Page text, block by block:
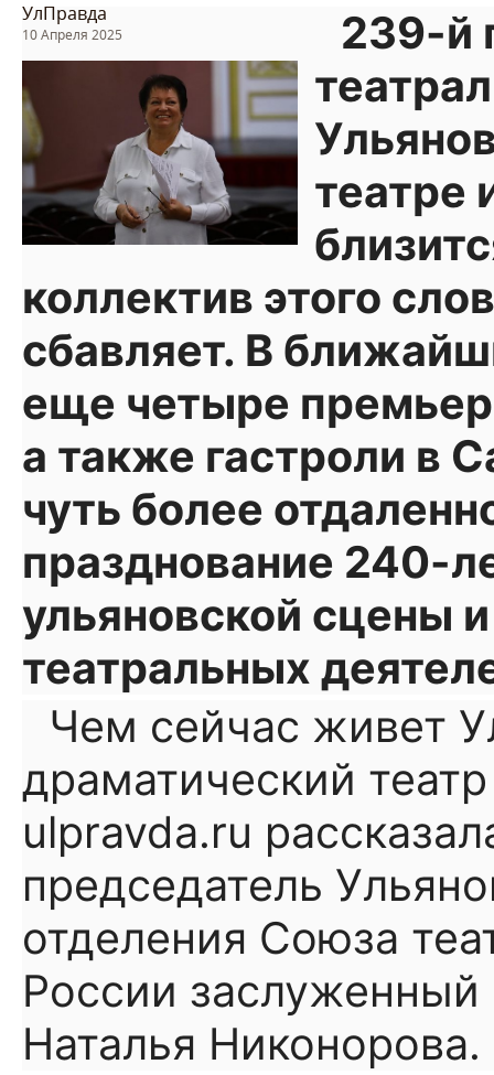
УлПравда
10 Апреля 2025
239-й
театре
коллектив этого
сбавляет. В
еще четыре
а также гастроли в
чуть более
празднование 240-
ульяновской сцены
театральных
Чем сейчас живет
драматический
ulpravda.ru
председатель
отделения Союза
России
Наталья Никонорова.